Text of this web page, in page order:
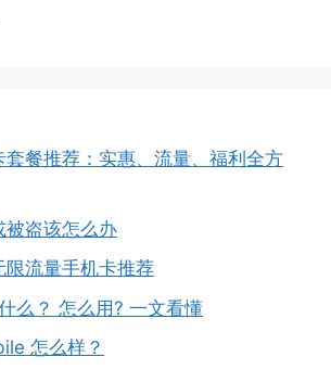
套餐推荐：实惠、流量、福利全方
被盗该怎么办
限流量手机卡推荐
么？ 怎么用? 一文看懂
怎么样？